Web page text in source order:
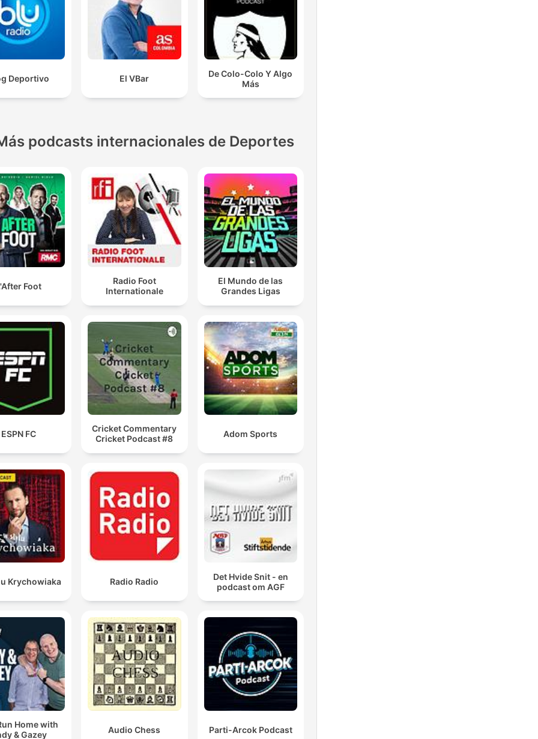
Deportivo El VBar
De Colo-Colo Y Algo
Más
podcasts internacionales de Deportes
Foot
Radio Foot
Internationale
El Mundo de las
Grandes Ligas
ESPN FC
Cricket Commentary
Cricket Podcast #8
Adom Sports
Krychowiaka Radio Radio
Det Hvide Snit - en
podcast om AGF
Home with
& Gazey
Audio Chess Parti-Arcok Podcast